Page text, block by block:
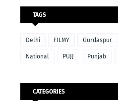
TAGS
Delhi FILMY Gurdaspur
National PUJJ Punjab
CATEGORIES